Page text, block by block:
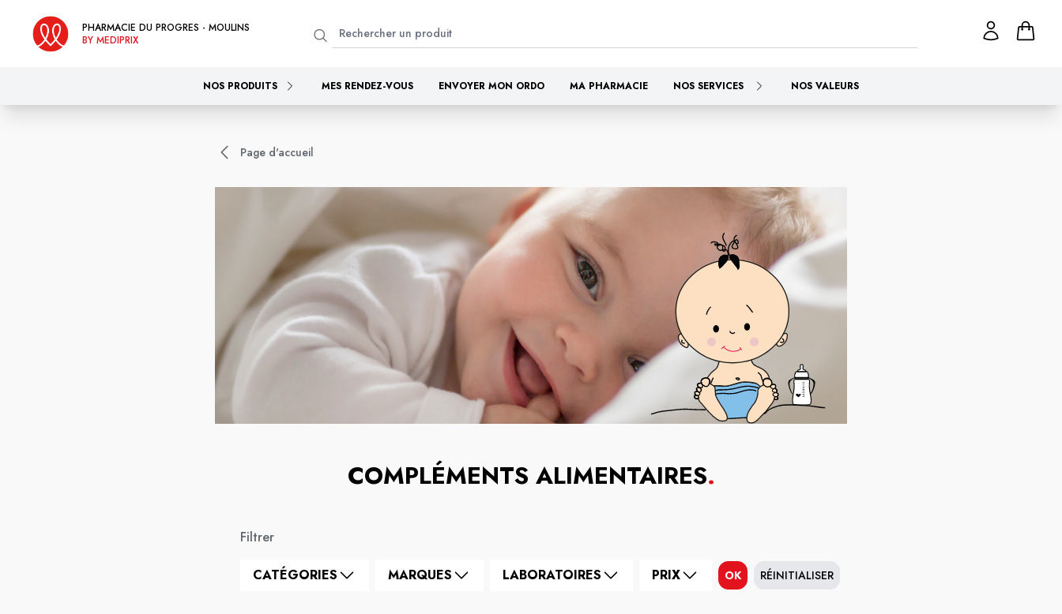
PHARMACIE DU PROGRES - MOULINS
BY MEDIPRIX
NOS PRODUITS MES RENDEZ-VOUS ENVOYER MON ORDO MA PHARMACIE NOS SERVICES NOS VALEURS
Page d'accueil
COMPLÉMENTS ALIMENTAIRES.
Filtrer
CATÉGORIES MARQUES LABORATOIRES PRIX OK RÉINITIALISER